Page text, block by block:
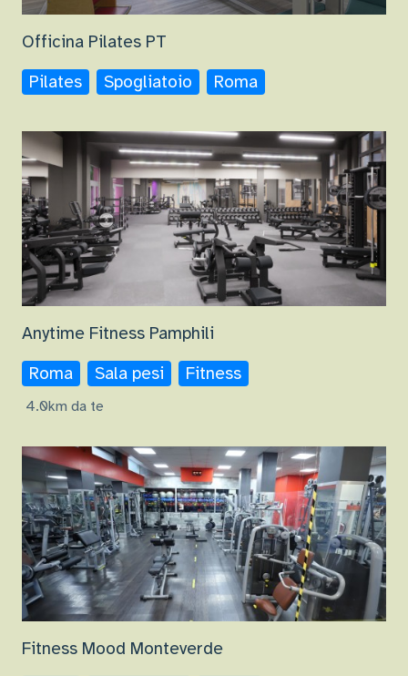
Officina Pilates PT
Pilates
Spogliatoio Roma
Anytime Fitness Pamphili
Roma
Sala pesi Fitness
4.0km da te
Fitness Mood Monteverde